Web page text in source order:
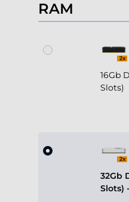
RAM
16Gb
Slots)
32Gb
Slots)